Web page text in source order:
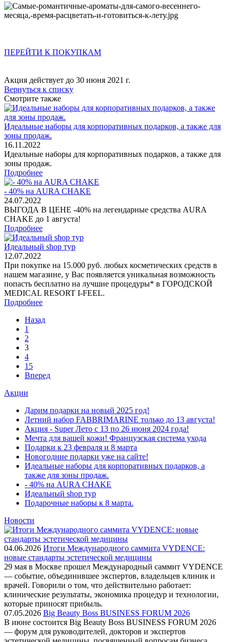
ПЕРЕЙТИ К ПОКУПКАМ
Акция действует до 30 июня 2021 г.
Вернуться к списку
Смотрите также
Идеальные наборы для корпоративных подарков, а также для
зоны продаж.
16.11.2022
Идеальные наборы для корпоративных подарков, а также для
зоны продаж.
Подробнее
- 40% на AURA CHAKE
24.07.2022
ВЫГОДА В ЦЕНЕ -40% на легендарные средства AURA
CHAKE до 1 августа!
Подробнее
Идеальный shop тур
12.07.2022
При покупке на 15.000 руб. любых косметических средств в
нашем магазине, у Вас появляется уникальная возможность
попасть бесплатно на лучшие процедуры* в ГОРОДСКОЙ
MEDICAL RESORT I-FEEL.
Подробнее
Назад
1
2
3
4
15
Вперед
Акции
Дарим подарки на новый 2025 год!
Летний набор FABBRIMARINE только до 13 августа!
Акция - Super Лето с 13 по 26 июня 2024 года!
Мечта для вашей кожи! Французская система ухода
Подарки к 23 февраля и 8 марта
Новогодние подарки уже на сайте!
Идеальные наборы для корпоративных подарков, а
также для зоны продаж.
- 40% на AURA CHAKE
Идеальный shop тур
Подарочные наборы к 8 марта.
Новости
04.06.2026 Итоги Международного саммита VYDENCE:
новые стандарты эстетической медицины
29 мая в Москве прошел Международный саммит VYDENCE
— событие, объединившее экспертов, владельцев клиник и
врачей. Говорили о том, что действительно работает:
клинические результаты, экономика процедур и технологии,
которые приносят прибыль.
07.05.2026 Big Beauty Boss BUSINESS FORUM 2026
В июне состоится Big Beauty Boss BUSINESS FORUM 2026
— форум для руководителей, докторов и экспертов